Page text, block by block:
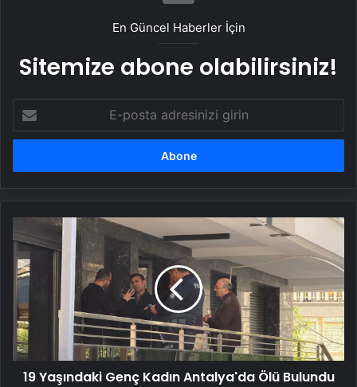
En Güncel Haberler İçin
Sitemize abone olabilirsiniz!
posta
adresinizi
Yaşındaki
Genç
Kadın
Antalya'da
Ölü
Bulundu
19 Yaşındaki Genç Kadın Antalya'da Ölü Bulundu